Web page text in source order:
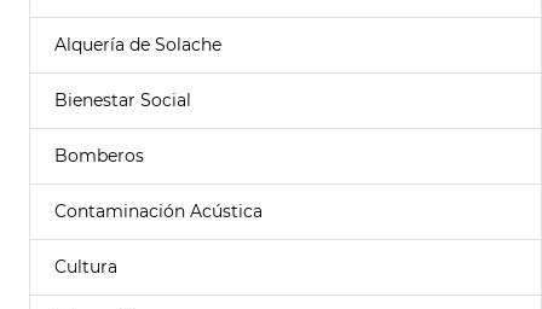
Alquería de Solache
Bienestar Social
Bomberos
Contaminación Acústica
Cultura